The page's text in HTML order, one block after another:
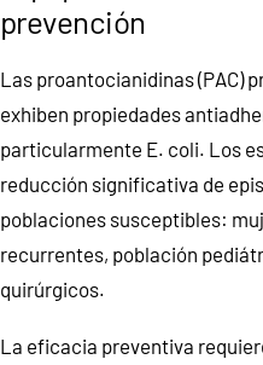
prevención
Las proantocianidinas (PAC)
exhiben propiedades
particularmente E. coli. Los
reducción significativa de
poblaciones susceptibles:
recurrentes, población
quirúrgicos.
La eficacia preventiva